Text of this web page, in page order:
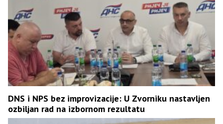
DNS i NPS bez improvizacije: U Zvorniku nastavljen
ozbiljan rad na izbornom rezultatu